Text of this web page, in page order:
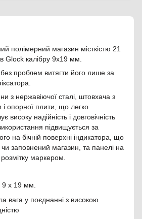
полімерний магазин місткістю 21
Glock калібру 9х19 мм.
проблем витягти його лише за
з нержавіючої сталі, штовхача з
опорної плити, що легко
високу надійність і довговічність
підвищується за
на бічній поверхні індикатора, що
заповнений магазин, та панелі на
маркером.
9 x 19 мм.
вага у поєднанні з високою